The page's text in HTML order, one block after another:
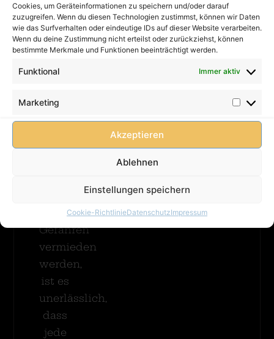
Cookies, um Geräteinformationen zu speichern und/oder darauf
zuzugreifen. Wenn du diesen Technologien zustimmst, können wir Daten
wie das Surfverhalten oder eindeutige IDs auf dieser Website verarbeiten.
Wenn du deine Zustimmung nicht erteilst oder zurückziehst, können
bestimmte Merkmale und Funktionen beeinträchtigt werden.
Funktional Immer aktiv
Marketing
Akzeptieren
Ablehnen
Einstellungen speichern
Cookie-RichtlinieDatenschutzImpressum
Priorität:
Eine
Hüpfburg
muss
immer
Damit
mögliche
Gefahren
vermieden
werden,
ist es
unerlässlich,
dass
jede
Kontakt
Impressum
Datenschutz
(EU)
Merhr
Sport
Erfahren